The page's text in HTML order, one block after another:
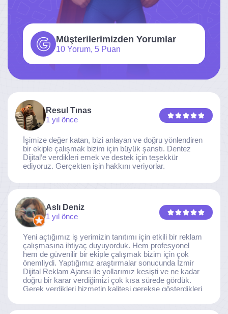
Müşterilerimizden Yorumlar
10 Yorum, 5 Puan
Resul Tınas
1 yıl önce
İşimize değer katan, bizi anlayan ve doğru yönlendiren
bir ekiple çalışmak bizim için büyük şanstı. Dentez
Dijital’e verdikleri emek ve destek için teşekkür
ediyoruz. Gerçekten işin hakkını veriyorlar.
Aslı Deniz
1 yıl önce
Yeni açtığımız iş yerimizin tanıtımı için etkili bir reklam
çalışmasına ihtiyaç duyuyorduk. Hem profesyonel
hem de güvenilir bir ekiple çalışmak bizim için çok
önemliydi. Yaptığımız araştırmalar sonucunda İzmir
Dijital Reklam Ajansı ile yollarımız kesişti ve ne kadar
doğru bir karar verdiğimizi çok kısa sürede gördük.
Gerek verdikleri hizmetin kalitesi gerekse gösterdikleri
noktaya ulaştı. Kaliteden asla taviz vermeyen, her